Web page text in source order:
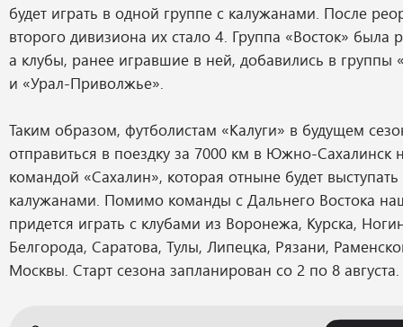
будет играть в одной группе с калужанами. После
второго дивизиона их стало 4. Группа «Восток» была
а клубы, ранее игравшие в ней, добавились в группы
и «Урал-Приволжье».
Таким образом, футболистам «Калуги» в будущем
отправиться в поездку за 7000 км в Южно-Сахалинск
командой «Сахалин», которая отныне будет
калужанами. Помимо команды с Дальнего Востока
придется играть с клубами из Воронежа, Курска,
Белгорода, Саратова, Тулы, Липецка, Рязани,
Москвы. Старт сезона запланирован со 2 по 8 августа.